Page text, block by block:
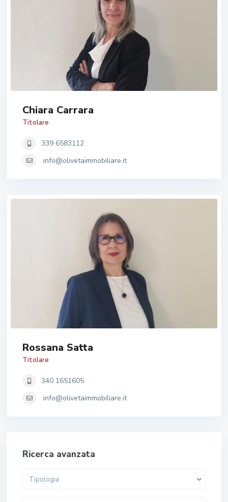
Chiara Carrara
Titolare
339 6583112
info@olivetaimmobiliare.it
Rossana Satta
Titolare
340 1651605
info@olivetaimmobiliare.it
Ricerca avanzata
Tipologia